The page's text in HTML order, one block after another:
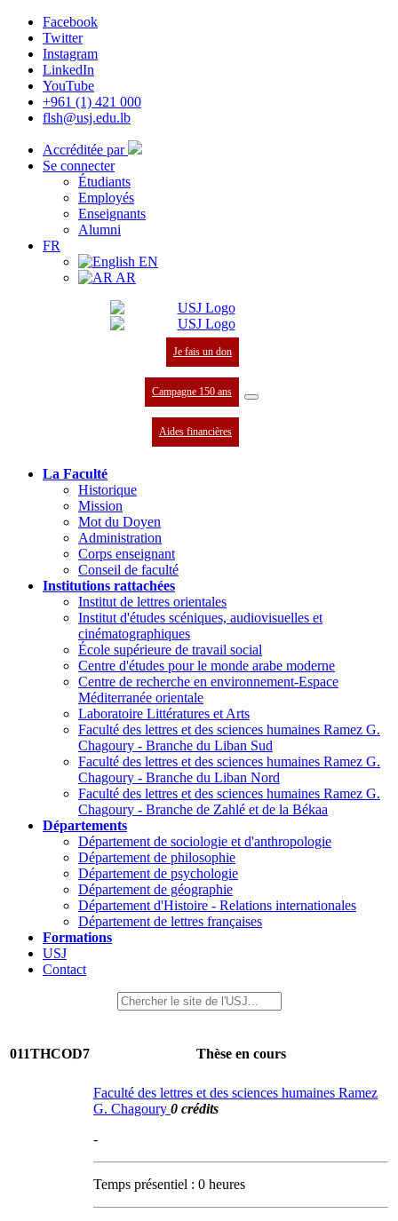
Facebook
Twitter
Instagram
LinkedIn
YouTube
+961 (1) 421 000
flsh@usj.edu.lb
Accréditée par
Se connecter
Étudiants
Employés
Enseignants
Alumni
FR
EN
AR
Je fais un don
Campagne 150 ans
Aides financières
La Faculté
Historique
Mission
Mot du Doyen
Administration
Corps enseignant
Conseil de faculté
Institutions rattachées
Institut de lettres orientales
Institut d'études scéniques, audiovisuelles et
cinématographiques
École supérieure de travail social
Centre d'études pour le monde arabe moderne
Centre de recherche en environnement-Espace
Méditerranée orientale
Laboratoire Littératures et Arts
Faculté des lettres et des sciences humaines Ramez G.
Chagoury - Branche du Liban Sud
Faculté des lettres et des sciences humaines Ramez G.
Chagoury - Branche du Liban Nord
Faculté des lettres et des sciences humaines Ramez G.
Chagoury - Branche de Zahlé et de la Békaa
Départements
Département de sociologie et d'anthropologie
Département de philosophie
Département de psychologie
Département de géographie
Département d'Histoire - Relations internationales
Département de lettres françaises
Formations
USJ
Contact
011THCOD7 Thèse en cours
Faculté des lettres et des sciences humaines Ramez
G. Chagoury 0 crédits
-
Temps présentiel : 0 heures